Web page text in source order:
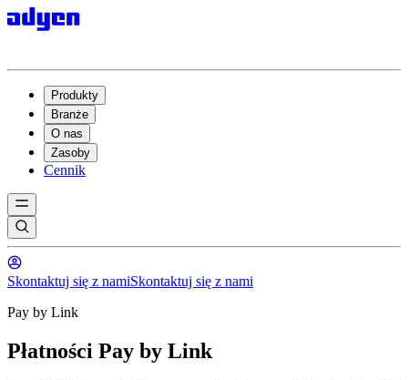
Produkty
Branże
O nas
Zasoby
Cennik
Skontaktuj się z namiSkontaktuj się z nami
Pay by Link
Płatności Pay by Link